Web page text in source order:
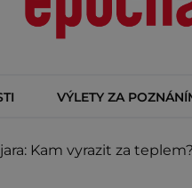
VÝLETY ZA
Kam vyrazit za teplem?